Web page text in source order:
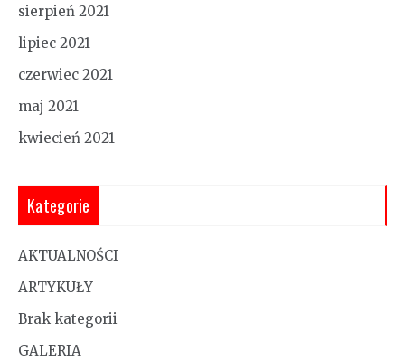
sierpień 2021
lipiec 2021
czerwiec 2021
maj 2021
kwiecień 2021
Kategorie
AKTUALNOŚCI
ARTYKUŁY
Brak kategorii
GALERIA